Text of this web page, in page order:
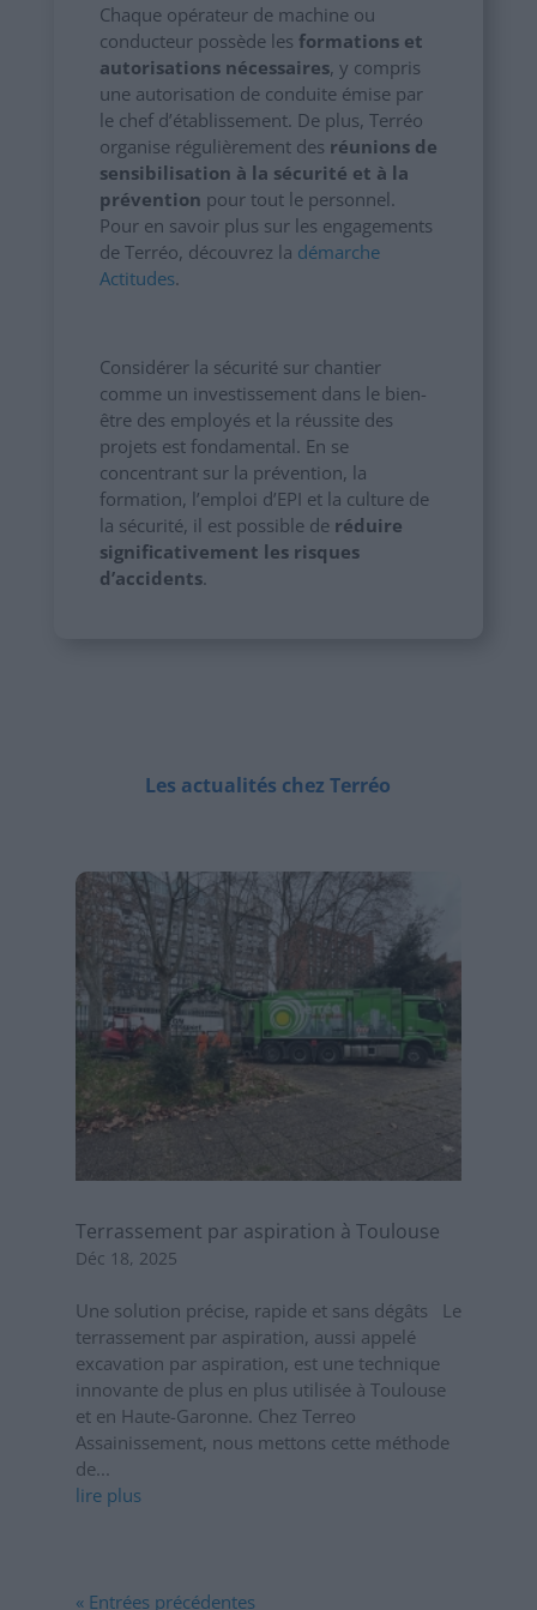
Chaque opérateur de machine ou
conducteur possède les formations et
autorisations nécessaires, y compris
une autorisation de conduite émise par
le chef d’établissement. De plus, Terréo
organise régulièrement des réunions de
sensibilisation à la sécurité et à la
prévention pour tout le personnel.
Pour en savoir plus sur les engagements
de Terréo, découvrez la démarche
Actitudes.
Considérer la sécurité sur chantier
comme un investissement dans le bien-
être des employés et la réussite des
projets est fondamental. En se
concentrant sur la prévention, la
formation, l’emploi d’EPI et la culture de
la sécurité, il est possible de réduire
significativement les risques
d’accidents.
Les actualités chez Terréo
Terrassement par aspiration à Toulouse
Déc 18, 2025
Une solution précise, rapide et sans dégâts Le
terrassement par aspiration, aussi appelé
excavation par aspiration, est une technique
innovante de plus en plus utilisée à Toulouse
et en Haute-Garonne. Chez Terreo
Assainissement, nous mettons cette méthode
de...
lire plus
« Entrées précédentes